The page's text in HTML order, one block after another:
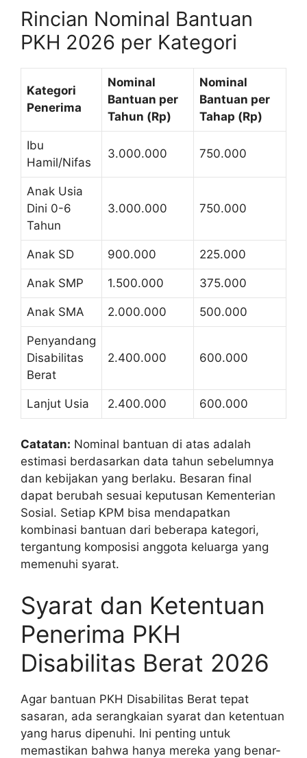
Rincian Nominal Bantuan
PKH 2026 per Kategori
Kategori
Penerima
Nominal
Bantuan per
Tahun (Rp)
Nominal
Bantuan per
Tahap (Rp)
Ibu
Hamil/Nifas
3.000.000 750.000
Anak Usia
Dini 0-6
Tahun
3.000.000 750.000
Anak SD 900.000 225.000
Anak SMP 1.500.000 375.000
Anak SMA 2.000.000 500.000
Penyandang
Disabilitas
Berat
2.400.000 600.000
Lanjut Usia 2.400.000 600.000
Catatan: Nominal bantuan di atas adalah
estimasi berdasarkan data tahun sebelumnya
dan kebijakan yang berlaku. Besaran final
dapat berubah sesuai keputusan Kementerian
Sosial. Setiap KPM bisa mendapatkan
kombinasi bantuan dari beberapa kategori,
tergantung komposisi anggota keluarga yang
memenuhi syarat.
Syarat dan Ketentuan
Penerima PKH
Disabilitas Berat 2026
Agar bantuan PKH Disabilitas Berat tepat
sasaran, ada serangkaian syarat dan ketentuan
yang harus dipenuhi. Ini penting untuk
memastikan bahwa hanya mereka yang benar-